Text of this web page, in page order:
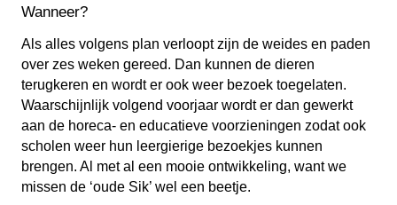
Wanneer?
Als alles volgens plan verloopt zijn de weides en paden
over zes weken gereed. Dan kunnen de dieren
terugkeren en wordt er ook weer bezoek toegelaten.
Waarschijnlijk volgend voorjaar wordt er dan gewerkt
aan de horeca- en educatieve voorzieningen zodat ook
scholen weer hun leergierige bezoekjes kunnen
brengen. Al met al een mooie ontwikkeling, want we
missen de ‘oude Sik’ wel een beetje.